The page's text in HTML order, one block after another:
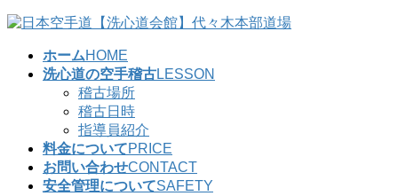
コ
ナ
ホームHOME
洗心道の空手稽古LESSON
稽古場所
稽古日時
指導員紹介
料金についてPRICE
お問い合わせCONTACT
安全管理についてSAFETY